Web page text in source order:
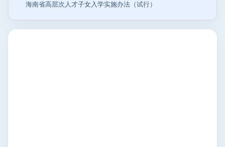
海南省高层次人才子女入学实施办法（试行）